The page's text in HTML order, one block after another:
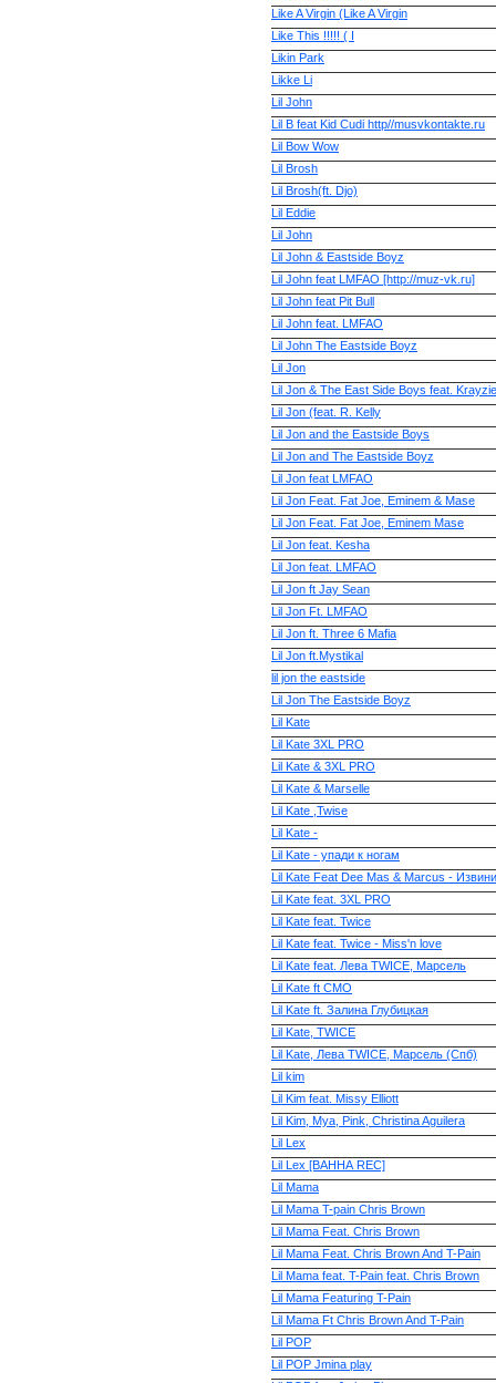
Like A Virgin (Like A Virgin
Like This !!!!! ( I
Likin Park
Likke Li
Lil John
Lil B feat Kid Cudi http//musvkontakte.ru
Lil Bow Wow
Lil Brosh
Lil Brosh(ft. Djo)
Lil Eddie
Lil John
Lil John & Eastside Boyz
Lil John feat LMFAO [http://muz-vk.ru]
Lil John feat Pit Bull
Lil John feat. LMFAO
Lil John The Eastside Boyz
Lil Jon
Lil Jon & The East Side Boys feat.
Lil Jon (feat. R. Kelly
Lil Jon and the Eastside Boys
Lil Jon and The Eastside Boyz
Lil Jon feat LMFAO
Lil Jon Feat. Fat Joe, Eminem & Mase
Lil Jon Feat. Fat Joe, Eminem Mase
Lil Jon feat. Kesha
Lil Jon feat. LMFAO
Lil Jon ft Jay Sean
Lil Jon Ft. LMFAO
Lil Jon ft. Three 6 Mafia
Lil Jon ft.Mystikal
lil jon the eastside
Lil Jon The Eastside Boyz
Lil Kate
Lil Kate 3XL PRO
Lil Kate & 3XL PRO
Lil Kate & Marselle
Lil Kate ,Twise
Lil Kate -
Lil Kate - упади к ногам
Lil Kate Feat Dee Mas & Marcus - Извини
Lil Kate feat. 3XL PRO
Lil Kate feat. Twice
Lil Kate feat. Twice - Miss'n love
Lil Kate feat. Лева TWICE, Марсель
Lil Kate ft СМО
Lil Kate ft. Залина Глубицкая
Lil Kate, TWICE
Lil Kate, Лева TWICE, Марсель (Спб)
Lil kim
Lil Kim feat. Missy Elliott
Lil Kim, Mya, Pink, Christina Aguilera
Lil Lex
Lil Lex [ВАННА REC]
Lil Mama
Lil Mama T-pain Chris Brown
Lil Mama Feat. Chris Brown
Lil Mama Feat. Chris Brown And T-Pain
Lil Mama feat. T-Pain feat. Chris Brown
Lil Mama Featuring T-Pain
Lil Mama Ft Chris Brown And T-Pain
Lil POP
Lil POP Jmina play